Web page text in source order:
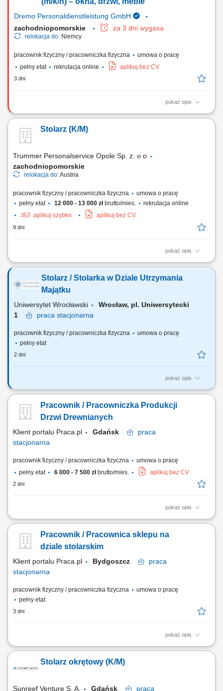
Dremo Personaldienstleistung GmbH
zachodniopomorskie
za 3 dni wygasa
relokacja do: Niemcy
pracownik fizyczny / pracowniczka fizyczna
umowa o pracę
pełny etat
rekrutacja online aplikuj bez CV
3 dni
pokaż opis
Obowiązki: Cięcie elementów ram oraz płyt według wytycznych;
elementów oraz składanie konstrukcji; Naprawa i konserwacja okien,
drzwi oraz mebli; Montaż okuć do okien i drzwi oraz ich wymiana;
Stolarz (K/M)
Trummer Personalservice Opole Sp. z. o o
zachodniopomorskie
relokacja do:Austria
pracownik fizyczny / pracowniczka fizyczna
umowa o pracę
pełny etat
12 000 - 13 000 złbrutto/mies.
rekrutacja online
aplikuj szybko
aplikuj bez CV
9 dni
pokaż opis
wykonywanie stolarki meblowej bądź budowlanej;praca przy
Stolarz / Stolarka w Dziale Utrzymania
Majątku
Uniwersytet Wrocławski
Wrocław, pl. Uniwersytecki
1
praca stacjonarna
pracownik fizyczny / pracowniczka fizyczna
umowa o pracę
pełny etat
2 dni
pokaż opis
Główne obowiązki Wykonywanie prac stolarskich oraz prowadzenie
Usuwanie awarii stolarskich. Wykonywanie poleceń służbowych w
ramach swoich obowiązków. Pobieranie z magazynu i rozliczanie
Pracownik / Pracowniczka Produkcji
Drzwi Drewnianych
Klient portalu Praca.pl Gdańsk
praca
stacjonarna
pracownik fizyczny / pracowniczka fizyczna
umowa o pracę
pełny etat
6 000 - 7 500 złbrutto/mies. aplikuj bez CV
2 dni
pokaż opis
Produkcja elementów drewnianych wykorzystywanych do wykonania
drewna. Obsługa maszyn produkcyjnych i narzędzi stolarskich. Kontrola
jakości oraz pakowanie gotowych produktów. Dbanie o porządek i
Pracownik / Pracownica sklepu na
dziale stolarskim
Klient portalu Praca.pl Bydgoszcz
praca
stacjonarna
pracownik fizyczny / pracowniczka fizyczna
umowa o pracę
pełny etat
3 dni
pokaż opis
Profesjonalna obróbka materiałów drzewnych, w tym precyzyjne
Kompleksowe doradztwo techniczne oraz aktywna sprzedaż
asortymentu i usług dodatkowych. Budowanie pozytywnych
Stolarz okrętowy (K/M)
Sunreef Venture S. A. Gdańsk
praca